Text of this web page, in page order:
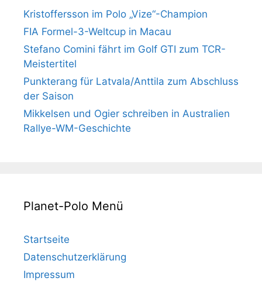
Kristoffersson im Polo „Vize“-Champion
FIA Formel-3-Weltcup in Macau
Stefano Comini fährt im Golf GTI zum TCR-
Meistertitel
Punkterang für Latvala/Anttila zum Abschluss
der Saison
Mikkelsen und Ogier schreiben in Australien
Rallye-WM-Geschichte
Planet-Polo Menü
Startseite
Datenschutzerklärung
Impressum